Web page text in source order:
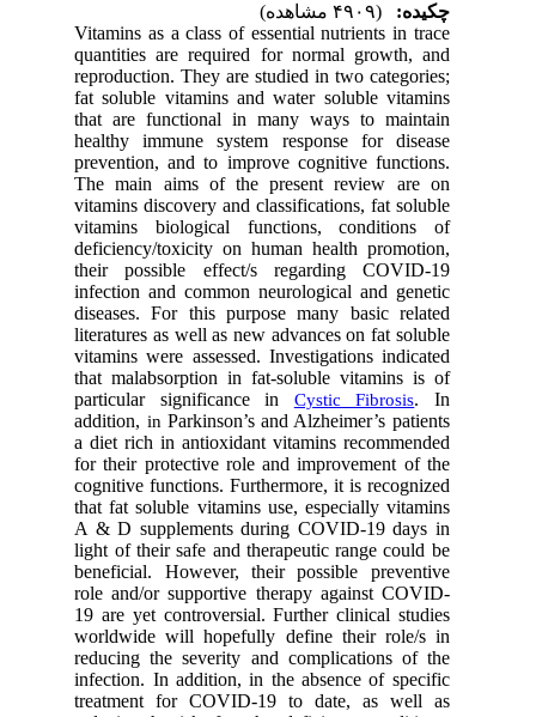
چکیده:
Vitamins as a class of essential nutrients in trace
quantities are required for normal growth, and
reproduction. They are studied in two categories;
fat soluble vitamins and water soluble vitamins
that are functional in many ways to maintain
healthy immune system response for disease
prevention, and to improve cognitive functions.
The main aims of the present review are on
vitamins discovery and classifications, fat soluble
vitamins biological functions, conditions of
deficiency/toxicity on human health promotion,
their possible effect/s regarding COVID-19
infection and common neurological and genetic
diseases. For this purpose many basic related
literatures as well as new advances on fat soluble
vitamins were assessed. Investigations indicated
that malabsorption in fat-soluble vitamins is of
particular significance inCystic Fibrosis
. In
addition,inParkinson’s and Alzheimer’s patients
a diet rich in antioxidant vitamins recommended
for their protective role and improvement of the
cognitive functions. Furthermore, it is recognized
that fat soluble vitamins use, especially vitamins
A & D supplements during COVID-19 days in
light of their safe and therapeutic range could be
beneficial. However, their possible preventive
role and/or supportive therapy against COVID-
19 are yet controversial. Further clinical studies
worldwide will hopefully define their role/s in
reducing the severity and complications of the
infection. In addition, in the absence of specific
treatment for COVID-19 to date, as well as